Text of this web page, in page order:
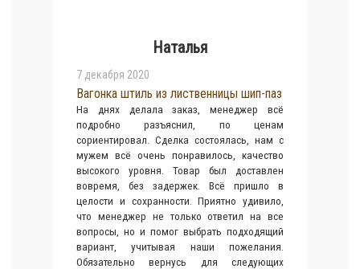
Наталья
7 декабря 2020
Вагонка штиль из лиственницы шип-паз
На днях делала заказ, менеджер всё
подробно разъяснил, по ценам
сориентировал. Сделка состоялась, нам с
мужем всё очень понравилось, качество
высокого уровня. Товар был доставлен
вовремя, без задержек. Всё пришло в
целости и сохранности. Приятно удивило,
что менеджер не только ответил на все
вопросы, но и помог выбрать подходящий
вариант, учитывая наши пожелания.
Обязательно вернусь для следующих